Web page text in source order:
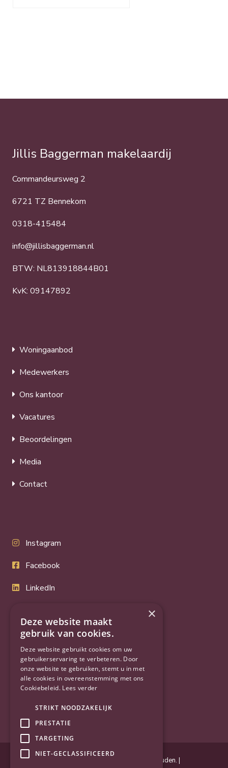
Jillis Baggerman makelaardij
Commandeursweg 2
6721 TZ Bennekom
0318-415484
info@jillisbaggerman.nl
BTW: NL813918844B01
KvK: 09147892
Woningaanbod
Medewerkers
Ons kantoor
Vacatures
Beoordelingen
Media
Contact
Instagram
Facebook
LinkedIn
YouTube
Powered by Alle rechten voorbehouden. |
×
Deze website maakt
gebruik van cookies.
Deze website gebruikt cookies om uw
gebruikerservaring te verbeteren. Door
onze website te gebruiken, stemt u in met
alle cookies in overeenstemming met ons
Cookiebeleid. Lees verder
STRIKT NOODZAKELIJK
PRESTATIE
TARGETING
NIET-GECLASSIFICEERD